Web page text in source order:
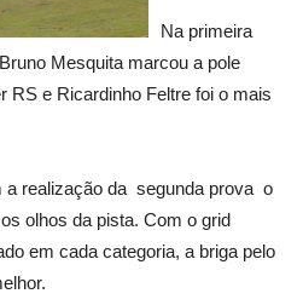
Na primeira
Mesquita marcou a pole
RS e Ricardinho Feltre foi o mais
a realização da segunda prova o
olhos da pista. Com o grid
em cada categoria, a briga pelo